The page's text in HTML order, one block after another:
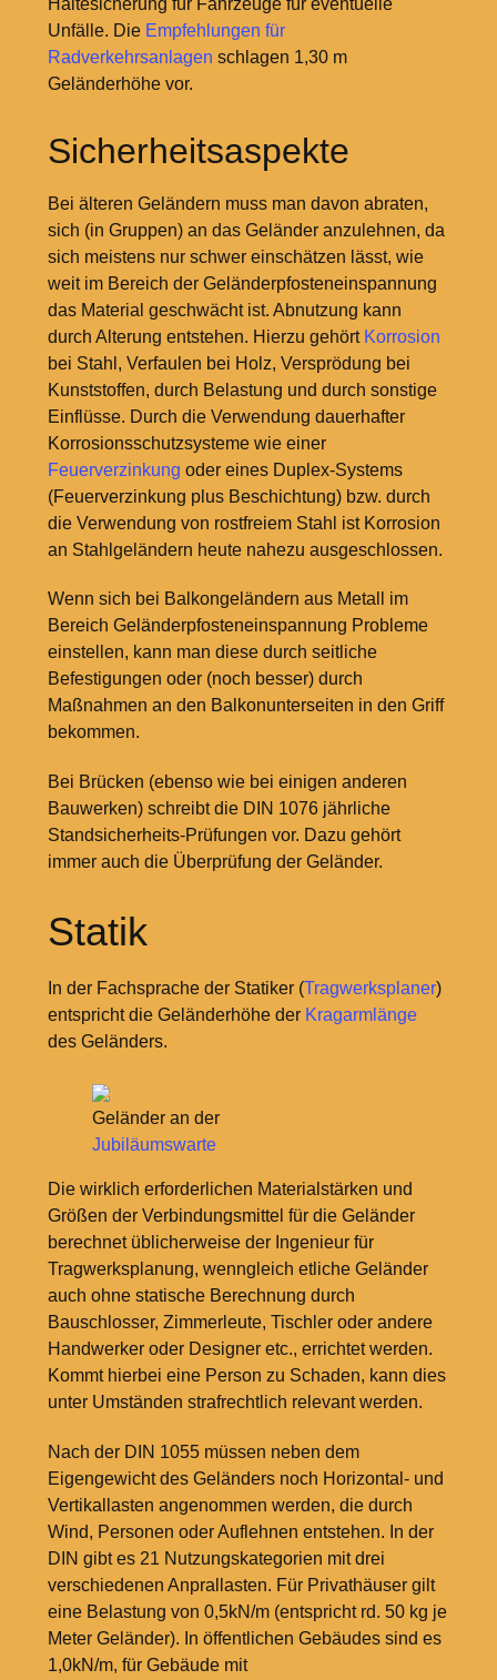
Unfälle. Die Empfehlungen für
Radverkehrsanlagen schlagen 1,30 m
Geländerhöhe vor.
Sicherheitsaspekte
Bei älteren Geländern muss man davon abraten,
sich (in Gruppen) an das Geländer anzulehnen, da
sich meistens nur schwer einschätzen lässt, wie
weit im Bereich der Geländerpfosteneinspannung
das Material geschwächt ist. Abnutzung kann
durch Alterung entstehen. Hierzu gehört Korrosion
bei Stahl, Verfaulen bei Holz, Versprödung bei
Kunststoffen, durch Belastung und durch sonstige
Einflüsse. Durch die Verwendung dauerhafter
Korrosionsschutzsysteme wie einer
Feuerverzinkung oder eines Duplex-Systems
(Feuerverzinkung plus Beschichtung) bzw. durch
die Verwendung von rostfreiem Stahl ist Korrosion
an Stahlgeländern heute nahezu ausgeschlossen.
Wenn sich bei Balkongeländern aus Metall im
Bereich Geländerpfosteneinspannung Probleme
einstellen, kann man diese durch seitliche
Befestigungen oder (noch besser) durch
Maßnahmen an den Balkonunterseiten in den Griff
bekommen.
Bei Brücken (ebenso wie bei einigen anderen
Bauwerken) schreibt die DIN 1076 jährliche
Standsicherheits-Prüfungen vor. Dazu gehört
immer auch die Überprüfung der Geländer.
Statik
In der Fachsprache der Statiker (Tragwerksplaner)
entspricht die Geländerhöhe der Kragarmlänge
des Geländers.
Geländer an der
Jubiläumswarte
Die wirklich erforderlichen Materialstärken und
Größen der Verbindungsmittel für die Geländer
berechnet üblicherweise der Ingenieur für
Tragwerksplanung, wenngleich etliche Geländer
auch ohne statische Berechnung durch
Bauschlosser, Zimmerleute, Tischler oder andere
Handwerker oder Designer etc., errichtet werden.
Kommt hierbei eine Person zu Schaden, kann dies
unter Umständen strafrechtlich relevant werden.
Nach der DIN 1055 müssen neben dem
Eigengewicht des Geländers noch Horizontal- und
Vertikallasten angenommen werden, die durch
Wind, Personen oder Auflehnen entstehen. In der
DIN gibt es 21 Nutzungskategorien mit drei
verschiedenen Anprallasten. Für Privathäuser gilt
eine Belastung von 0,5kN/m (entspricht rd. 50 kg je
Meter Geländer). In öffentlichen Gebäudes sind es
1,0kN/m, für Gebäude mit